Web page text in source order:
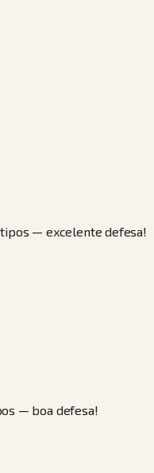
tipos — excelente defesa!
— boa defesa!